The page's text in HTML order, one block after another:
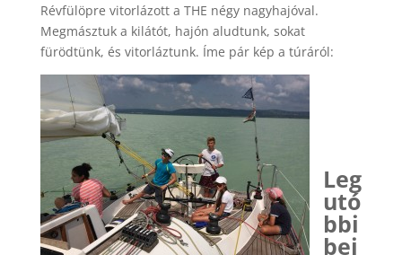
Révfülöpre vitorlázott a THE négy nagyhajóval.
Megmásztuk a kilátót, hajón aludtunk, sokat
fürödtünk, és vitorláztunk. Íme pár kép a túráról:
Leg
utó
bbi
bej